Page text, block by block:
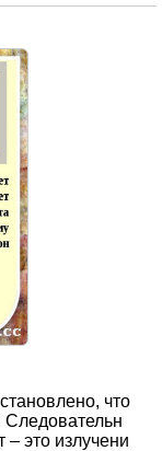
что
Следовательн
– это излучени